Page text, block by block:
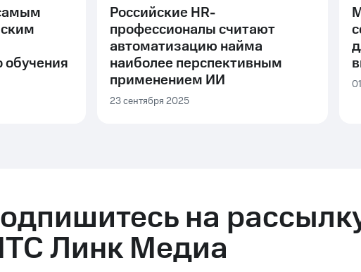
обучения
Российские HR-
профессионалы считают
автоматизацию найма
наиболее перспективным
применением ИИ
23 сентября 2025
на
Линк Медиа